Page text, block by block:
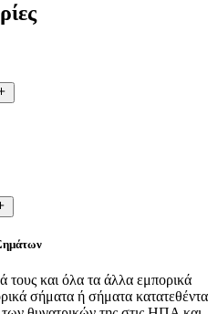
και όλα τα άλλα εμπορικά
σήματα ή σήματα κατατεθέντα